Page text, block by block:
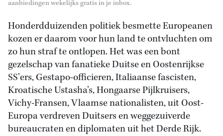
aanbiedingen wekelijks gratis in je inbox.
Honderdduizenden politiek besmette Europeanen
kozen er daarom voor hun land te ontvluchten om
zo hun straf te ontlopen. Het was een bont
gezelschap van fanatieke Duitse en Oostenrijkse
SS’ers, Gestapo-officieren, Italiaanse fascisten,
Kroatische Ustasha’s, Hongaarse Pijlkruisers,
Vichy-Fransen, Vlaamse nationalisten, uit Oost-
Europa verdreven Duitsers en weggezuiverde
bureaucraten en diplomaten uit het Derde Rijk.